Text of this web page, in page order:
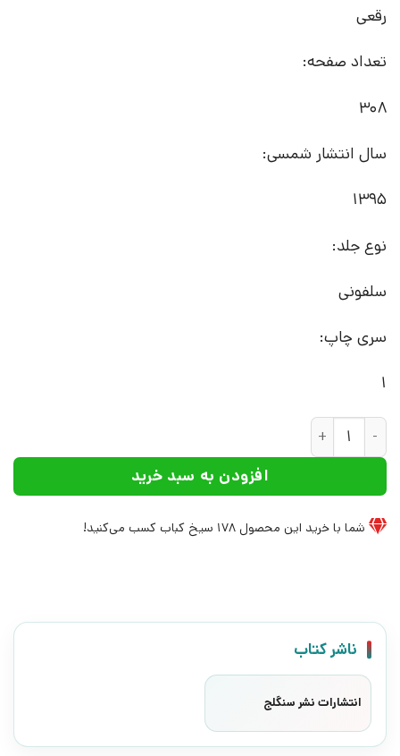
رقعی
تعداد صفحه:
308
سال انتشار شمسی:
1395
نوع جلد:
سلفونی
سری چاپ:
1
کتاب گلستان | انتشارات نشر سنگلج عدد
افزودن به سبد خرید
شما با خرید این محصول 178 سیخ کباب کسب می‌کنید!
ناشر کتاب
انتشارات نشر سنگلج